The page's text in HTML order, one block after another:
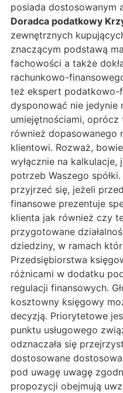
posiada dostosowanym
Doradca podatkowy
zewnętrznych
znaczącym podstawą
fachowości a także
rachunkowo-
też ekspert podatkowo-
dysponować nie jedynie
umiejętnościami,
również dopasowanego
klientowi. Rozważ,
wyłącznie na
potrzeb Waszego
przyjrzeć się, jeżeli
finansowe prezentuje
klienta jak również czy
przygotowane
dziedziny, w ramach
Przedsiębiorstwa
różnicami w dodatku
regulacji finansowych.
kosztowny księgowy
decyzją. Priorytetowe
punktu usługowego
odznaczała się
dostosowane
pod uwagę uwagę
propozycji obejmują